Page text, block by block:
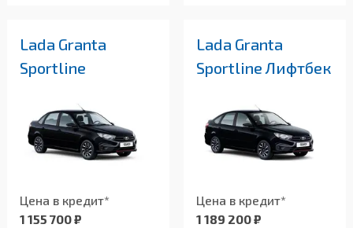
Lada Granta
Sportline
Цена в кредит*
1 155 700 ₽
Lada Granta
Sportline Лифтбек
Цена в кредит*
1 189 200 ₽